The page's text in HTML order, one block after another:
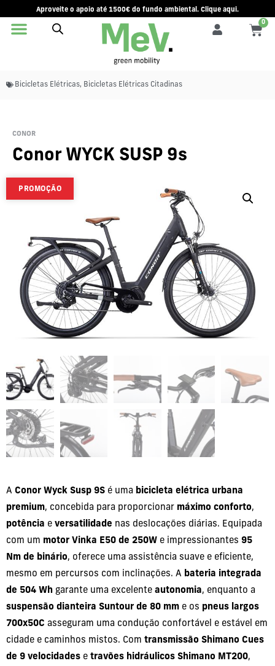
Aproveite o apoio até 1500€ do fundo ambiental. Clique aqui.
0
Bicicletas Elétricas, Bicicletas Elétricas Citadinas
CONOR
Conor WYCK SUSP 9s
PROMOÇÃO
A Conor Wyck Susp 9S é uma bicicleta elétrica urbana
premium, concebida para proporcionar máximo conforto,
potência e versatilidade nas deslocações diárias. Equipada
com um motor Vinka E50 de 250W e impressionantes 95
Nm de binário, oferece uma assistência suave e eficiente,
mesmo em percursos com inclinações. A bateria integrada
de 504 Wh garante uma excelente autonomia, enquanto a
suspensão dianteira Suntour de 80 mm e os pneus largos
700x50C asseguram uma condução confortável e estável em
cidade e caminhos mistos. Com transmissão Shimano Cues
de 9 velocidades e travões hidráulicos Shimano MT200,